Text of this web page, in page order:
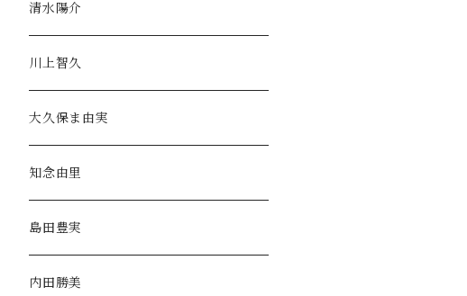
清水陽介
川上智久
大久保ま由実
知念由里
島田豊実
内田勝美